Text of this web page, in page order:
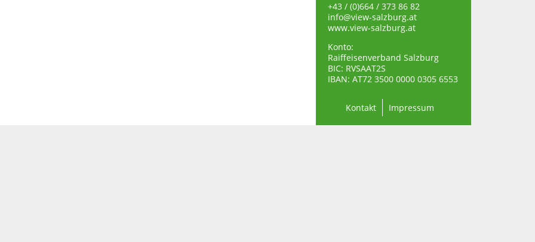
+43 / (0)664 / 373 86 82
info@view-salzburg.at
www.view-salzburg.at
Konto:
Raiffeisenverband Salzburg
BIC: RVSAAT2S
IBAN: AT72 3500 0000 0305 6553
Kontakt Impressum